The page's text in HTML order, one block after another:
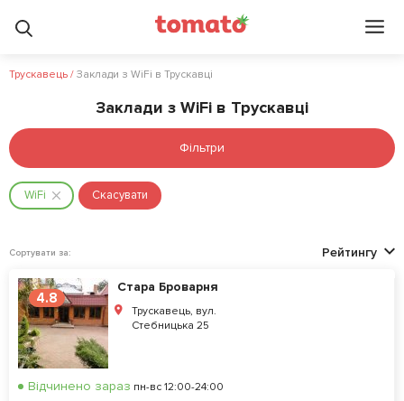
Трускавець / Заклади з WiFi в Трускавці
Заклади з WiFi в Трускавці
Фільтри
WiFi Скасувати
Сортувати за: Рейтингу
4.8
Стара Броварня
Трускавець, вул.
Стебницька 25
Відчинено зараз пн-вс 12:00-24:00